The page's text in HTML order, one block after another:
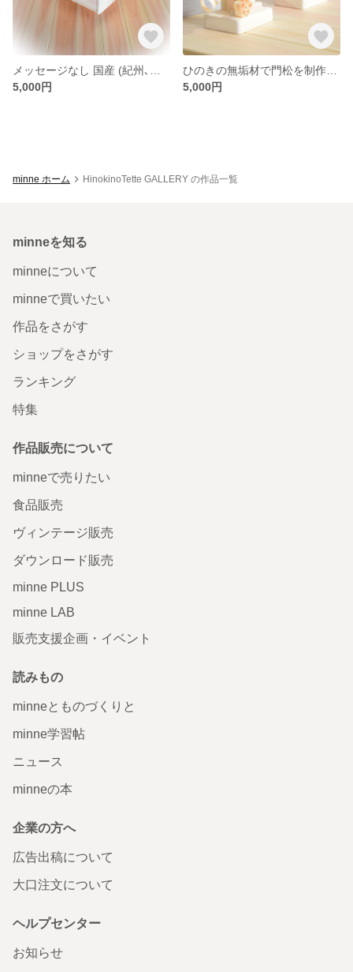
5,000円
5,000円
minne ホーム HinokinoTette GALLERY の作品一覧
minneを知る
minneについて
minneで買いたい
作品をさがす
ショップをさがす
ランキング
特集
作品販売について
minneで売りたい
食品販売
ヴィンテージ販売
ダウンロード販売
minne PLUS
minne LAB
販売支援企画・イベント
読みもの
minneとものづくりと
minne学習帖
ニュース
minneの本
企業の方へ
広告出稿について
大口注文について
ヘルプセンター
お知らせ